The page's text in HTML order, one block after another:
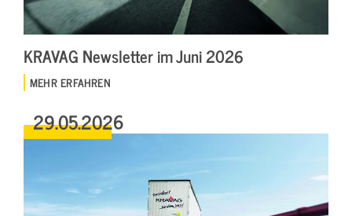
KRAVAG Newsletter im Juni 2026
MEHR ERFAHREN
29.05.2026